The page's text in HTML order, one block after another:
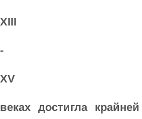
XIII
-
XV
веках достигла